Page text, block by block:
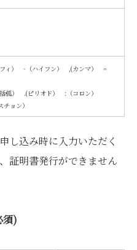
ィ） -（ハイフン） ,(カンマ） =
弧） .(ピリオド） :（コロン）
ョン）
し込み時に入力いただく
証明書発行ができません
須)